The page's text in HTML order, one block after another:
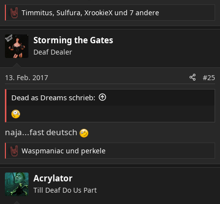
R
e
a
k
n
e
n
Timmitus, Sulfura, XrookieX und 7 andere
Storming the Gates
Deaf Dealer
13. Feb. 2017 #25
Dead as Dreams schrieb:
naja...fast deutsch
R
e
a
k
t
Waspmaniac und perkele
Acrylator
Till Deaf Do Us Part